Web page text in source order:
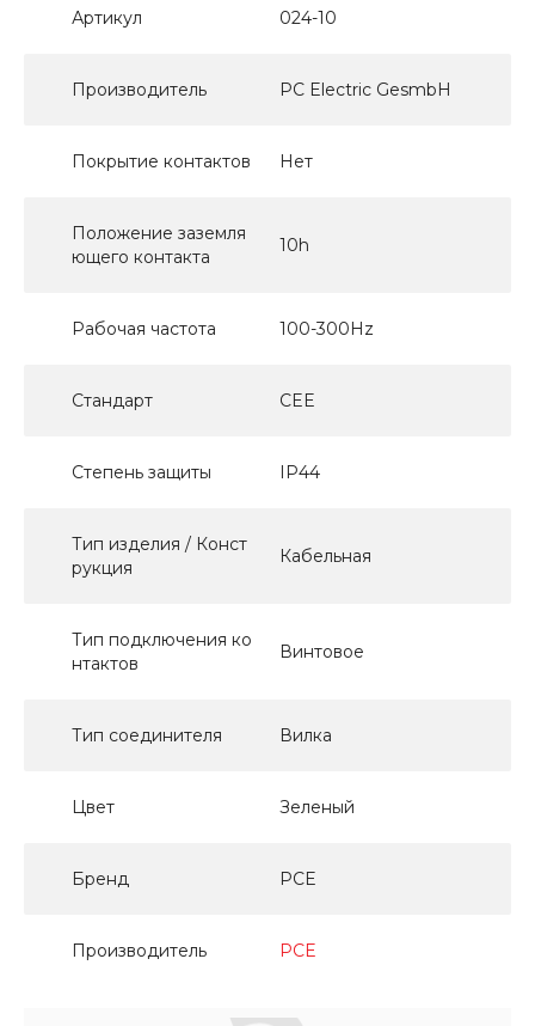
Артикул 024-10
Производитель PC Electric GesmbH
Покрытие контактов Нет
Положение заземля
ющего контакта
10h
Рабочая частота 100-300Hz
Стандарт CEE
Степень защиты IP44
Тип изделия / Конст
рукция
Кабельная
Тип подключения ко
нтактов
Винтовое
Тип соединителя Вилка
Цвет Зеленый
Бренд PCE
Производитель PCE